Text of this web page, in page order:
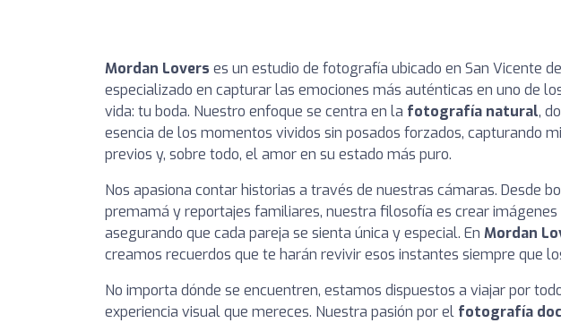
Mordan Lovers es un estudio de fotografía ubicado en San Vicente
especializado en capturar las emociones más auténticas en uno de
vida: tu boda. Nuestro enfoque se centra en la fotografía natural,
esencia de los momentos vividos sin posados forzados, capturando
previos y, sobre todo, el amor en su estado más puro.
Nos apasiona contar historias a través de nuestras cámaras. Desde
premamá y reportajes familiares, nuestra filosofía es crear imágenes
asegurando que cada pareja se sienta única y especial. En Mordan
creamos recuerdos que te harán revivir esos instantes siempre que
No importa dónde se encuentren, estamos dispuestos a viajar por
experiencia visual que mereces. Nuestra pasión por el fotografía